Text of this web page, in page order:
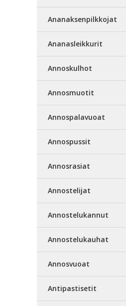
Ananaksenpilkkojat
Ananasleikkurit
Annoskulhot
Annosmuotit
Annospalavuoat
Annospussit
Annosrasiat
Annostelijat
Annostelukannut
Annostelukauhat
Annosvuoat
Antipastisetit